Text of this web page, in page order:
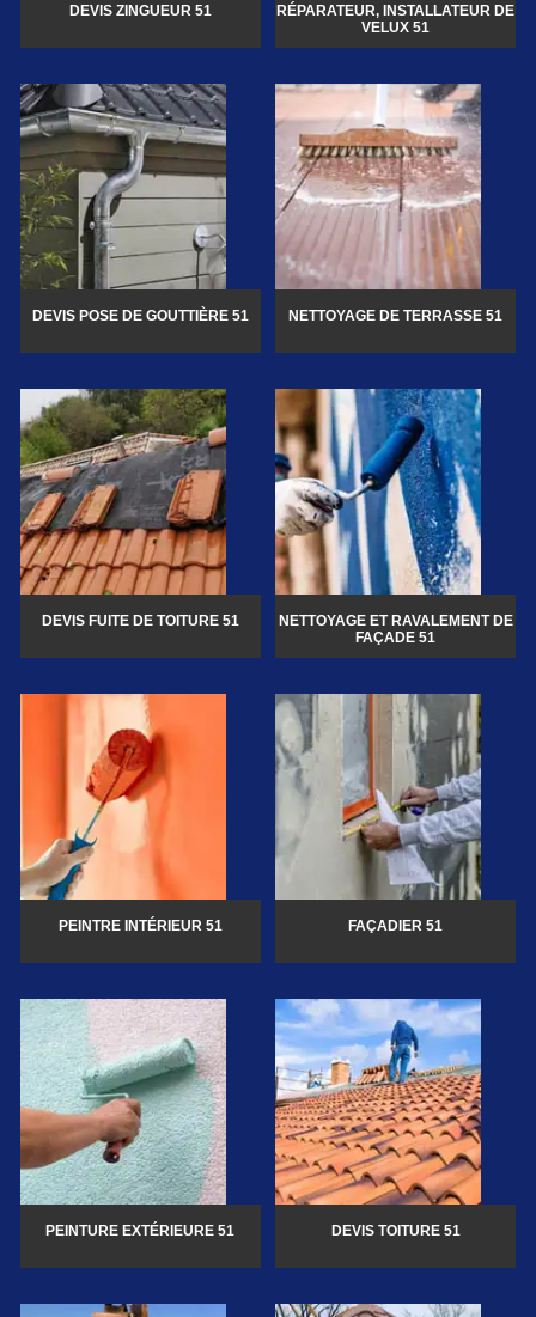
DEVIS ZINGUEUR 51
RÉPARATEUR, INSTALLATEUR DE
VELUX 51
DEVIS POSE DE GOUTTIÈRE 51 NETTOYAGE DE TERRASSE 51
DEVIS FUITE DE TOITURE 51
NETTOYAGE ET RAVALEMENT DE
FAÇADE 51
PEINTRE INTÉRIEUR 51 FAÇADIER 51
PEINTURE EXTÉRIEURE 51 DEVIS TOITURE 51